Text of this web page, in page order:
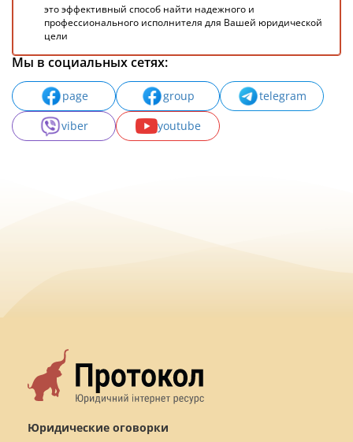
это эффективный способ найти надежного и
профессионального исполнителя для Вашей юридической
цели
Мы в социальных сетях:
page group
telegram
viber
youtube
Юридические оговорки